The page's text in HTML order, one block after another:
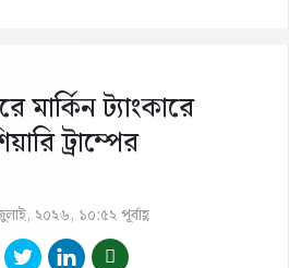
মার্কিন ট্যাংকারে
ট্রাম্পের
২০২৬, ১০:৫২ পূর্বাহ্ণ